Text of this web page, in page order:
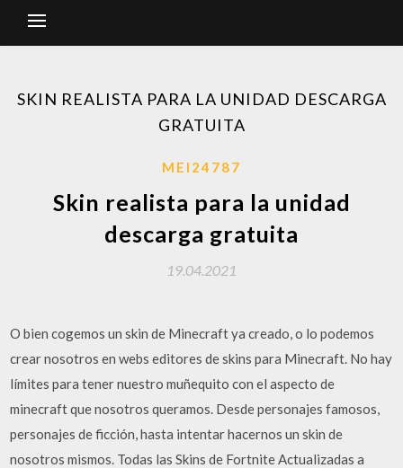
SKIN REALISTA PARA LA UNIDAD DESCARGA
GRATUITA
MEI24787
Skin realista para la unidad
descarga gratuita
19.04.2021
O bien cogemos un skin de Minecraft ya creado, o lo podemos
crear nosotros en webs editores de skins para Minecraft. No hay
límites para tener nuestro muñequito con el aspecto de
minecraft que nosotros queramos. Desde personajes famosos,
personajes de ficción, hasta intentar hacernos un skin de
nosotros mismos. Todas las Skins de Fortnite Actualizadas a